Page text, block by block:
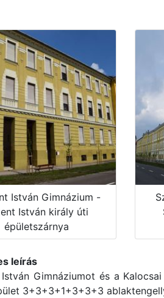
István Gimnázium -
István király úti
épületszárnya
leírás
Gimnáziumot és a
3+3+3+1+3+3+3